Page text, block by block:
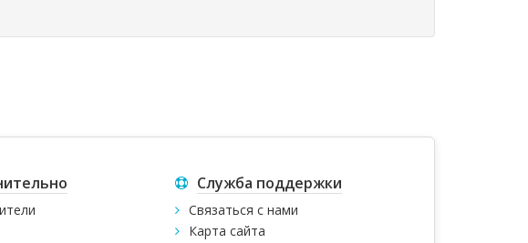
Служба поддержки
Связаться с нами
Карта сайта